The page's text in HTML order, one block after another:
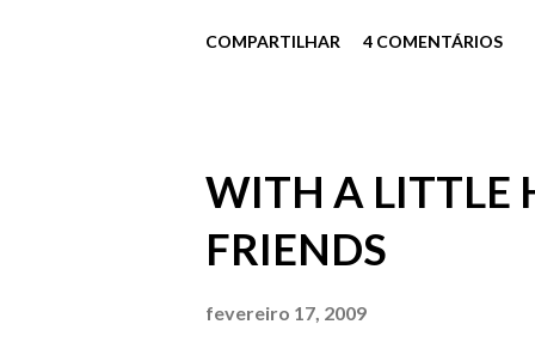
dizer nada, porra? – berrou
Minhas manchas vermelhas
apenas consentiu com sua
COMPARTILHAR 4 COMENTÁRIOS
WITH A LITTLE
FRIENDS
fevereiro 17, 2009